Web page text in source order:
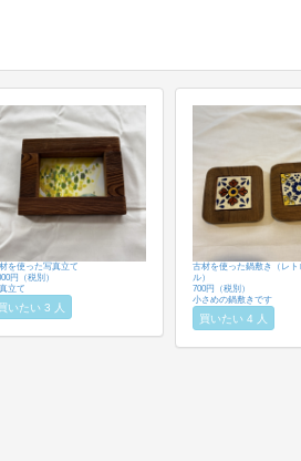
を使った写真立て
円（税別）
立て
いたい 3 人
古材を使った鍋敷き（レト
ル）
700円（税別）
小さめの鍋敷きです
買いたい 4 人